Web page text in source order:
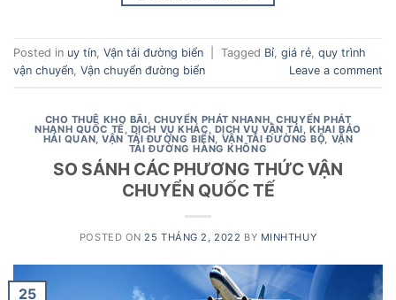
Posted in uy tín, Vận tải đường biển Tagged Bỉ, giá rẻ, quy trình
vận chuyển, Vận chuyển đường biển Leave a comment
CHO THUÊ KHO BÃI CHUYỂN PHÁT NHANH ,CHUYỂN PHÁT
NHANH QUỐC TẾ DỊCH VỤ KHÁC DỊCH VỤ VẬN TẢI ,KHAI BÁO
HẢI QUAN ,VẬN TẢI ĐƯỜNG BIỂN VẬN TẢI ĐƯỜNG BỘ VẬN
TẢI ĐƯỜNG HÀNG KHÔNG
SO SÁNH CÁC PHƯƠNG THỨC VẬN
CHUYỂN QUỐC TẾ
POSTED ON25 THÁNG 2, 2022 BY MINHTHUY
25